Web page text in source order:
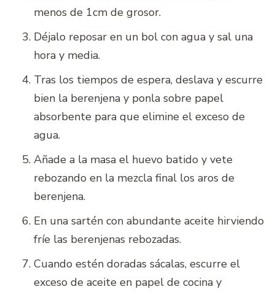
menos de 1cm de grosor.
Déjalo reposar en un bol con agua y sal una
hora y media.
Tras los tiempos de espera, deslava y escurre
bien la berenjena y ponla sobre papel
absorbente para que elimine el exceso de
agua.
Añade a la masa el huevo batido y vete
rebozando en la mezcla final los aros de
berenjena.
En una sartén con abundante aceite hirviendo
fríe las berenjenas rebozadas.
Cuando estén doradas sácalas, escurre el
exceso de aceite en papel de cocina y